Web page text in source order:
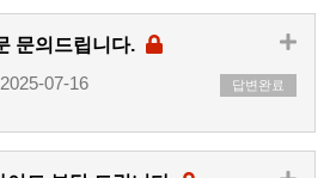
문의드립니다.
2025-07-16 답변완료